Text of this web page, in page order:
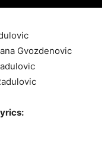
Gvozdenovic